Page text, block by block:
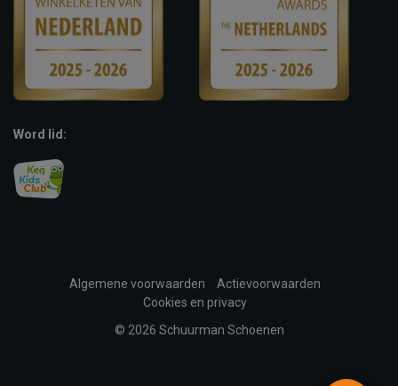
Word lid:
Algemene voorwaarden
Actievoorwaarden
Cookies en privacy
© 2026 Schuurman Schoenen